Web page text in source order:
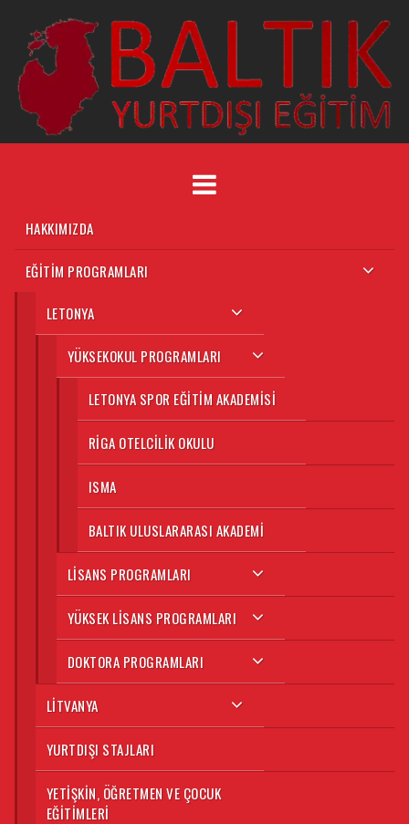
HAKKIMIZDA
EĞITIM PROGRAMLARI
LETONYA
YÜKSEKOKUL PROGRAMLARI
LETONYA SPOR EĞITIM AKADEMISI
RIGA OTELCILIK OKULU
ISMA
BALTIK ULUSLARARASI AKADEMI
LISANS PROGRAMLARI
YÜKSEK LISANS PROGRAMLARI
DOKTORA PROGRAMLARI
LITVANYA
YURTDIŞI STAJLARI
YETIŞKIN, ÖĞRETMEN VE ÇOCUK
EĞITIMLERI